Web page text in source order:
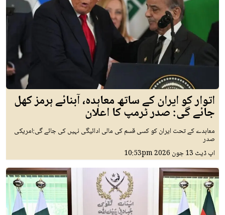
اتوار کو ایران کے ساتھ معاہدہ، آبنائے ہرمز کھل
جائے گی: صدر ٹرمپ کا اعلان
معاہدے کے تحت ایران کو کسی قسم کی مالی ادائیگی نہیں کی جائے گی:امریکی
صدر
اپ ڈیٹ 13 جون 2026 10:53pm